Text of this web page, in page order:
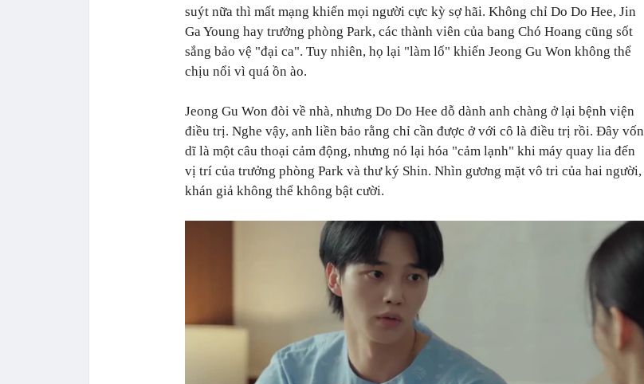
suýt nữa thì mất mạng khiến mọi người cực kỳ sợ hãi. Không chỉ Do Do Hee, Jin
Ga Young hay trưởng phòng Park, các thành viên của bang Chó Hoang cũng sốt
sắng bảo vệ "đại ca". Tuy nhiên, họ lại "làm lố" khiến Jeong Gu Won không thể
chịu nổi vì quá ồn ào.
Jeong Gu Won đòi về nhà, nhưng Do Do Hee dỗ dành anh chàng ở lại bệnh viện
điều trị. Nghe vậy, anh liền bảo rằng chỉ cần được ở với cô là điều trị rồi. Đây vốn
dĩ là một câu thoại cảm động, nhưng nó lại hóa "cảm lạnh" khi máy quay lia đến
vị trí của trưởng phòng Park và thư ký Shin. Nhìn gương mặt vô tri của hai người,
khán giả không thể không bật cười.